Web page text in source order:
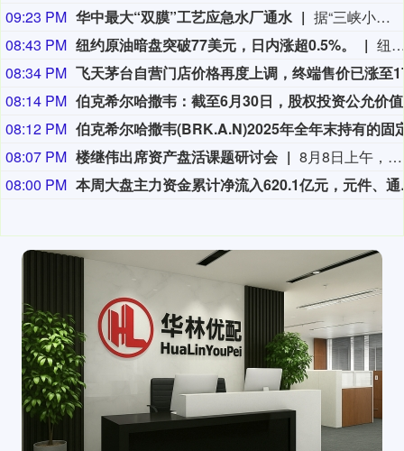
09:23 PM 华中最大“双膜”工艺应急水厂通水
据“三峡小微”公众号消息，8月8日，由三峡集团所属长江环保集团、武汉市水务集团等共同投资建设的华中地区规模最大的“双膜”工艺应急水厂——武汉梁子湖应急水厂并网通水，标志着武汉市江南区域正式构建起“一江一湖”双水源互为备援、灵活调度的供水新格局，为片区660万市民用水安全提供坚实保障。
08:43 PM 纽约原油暗盘突破77美元，日内涨超0.5%。
纽约原油暗盘突破77美元
08:34 PM
08:14 PM
08:12 PM
08:07 PM 楼继伟出席资产盘活课题研讨会
8月8日上午，全球财富管理论坛在京召开“地方国有存量资产盘活进展、难点与策略”课题研讨会，楼继伟出席会议并做总结发言。楼继伟在发言中表示，盘活国有资产既是近期的当务之急，也是一项长期性的战略任务。当前我国GDP平减指数阶段性承压走低，财政维持紧平衡格局的压力持续攀升；我国税收结构以间接税为主体，税收收入增速显著弱于名义GDP增速，财政内生增收动能受限。叠加土地财政收入大幅收缩，地方隐性债务化解、长期限国债常态化发行带来的利息支出刚性上涨，收支两端压力持续凸显。综合多重现实约束来看，国有存量资产盘活并非短期应急手段，而是一项需要常态化、长效化推进的重点工作。（全球财富管理论坛）
08:00 PM
本周大盘主力